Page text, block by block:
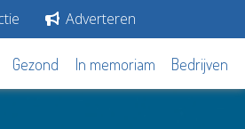
Adverteren
Gezond In memoriam Bedrijven